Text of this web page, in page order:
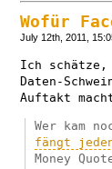
Wofür
July 12th, 2011,
Ich schätze,
Daten-
Auftakt
Wer kam
fängt
Money